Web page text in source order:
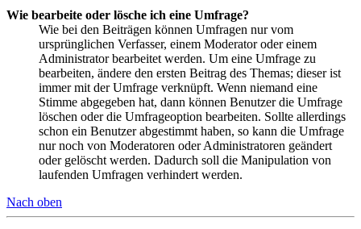
Wie bearbeite oder lösche ich eine Umfrage?
Wie bei den Beiträgen können Umfragen nur vom
ursprünglichen Verfasser, einem Moderator oder einem
Administrator bearbeitet werden. Um eine Umfrage zu
bearbeiten, ändere den ersten Beitrag des Themas; dieser ist
immer mit der Umfrage verknüpft. Wenn niemand eine
Stimme abgegeben hat, dann können Benutzer die Umfrage
löschen oder die Umfrageoption bearbeiten. Sollte allerdings
schon ein Benutzer abgestimmt haben, so kann die Umfrage
nur noch von Moderatoren oder Administratoren geändert
oder gelöscht werden. Dadurch soll die Manipulation von
laufenden Umfragen verhindert werden.
Nach oben